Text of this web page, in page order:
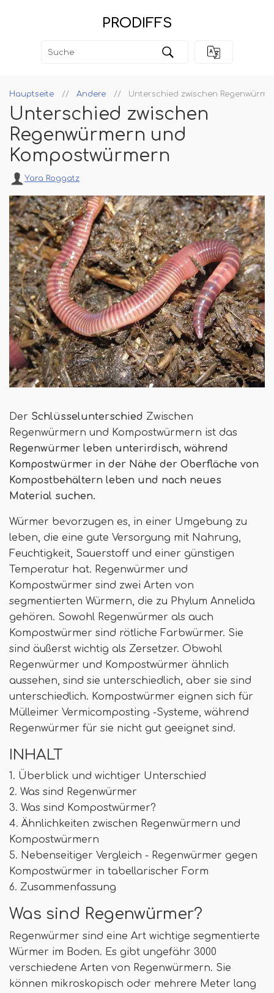
PRODIFFS
Hauptseite Andere Unterschied zwischen
Unterschied zwischen
Regenwürmern und
Kompostwürmern
Yara Roggatz
Der Schlüsselunterschied Zwischen
Regenwürmern und Kompostwürmern ist das
Regenwürmer leben unterirdisch, während
Kompostwürmer in der Nähe der Oberfläche von
Kompostbehältern leben und nach neues
Material suchen.
Würmer bevorzugen es, in einer Umgebung zu
leben, die eine gute Versorgung mit Nahrung,
Feuchtigkeit, Sauerstoff und einer günstigen
Temperatur hat. Regenwürmer und
Kompostwürmer sind zwei Arten von
segmentierten Würmern, die zu Phylum Annelida
gehören. Sowohl Regenwürmer als auch
Kompostwürmer sind rötliche Farbwürmer. Sie
sind äußerst wichtig als Zersetzer. Obwohl
Regenwürmer und Kompostwürmer ähnlich
aussehen, sind sie unterschiedlich, aber sie sind
unterschiedlich. Kompostwürmer eignen sich für
Mülleimer Vermicomposting -Systeme, während
Regenwürmer für sie nicht gut geeignet sind.
INHALT
1. Überblick und wichtiger Unterschied
2. Was sind Regenwürmer
3. Was sind Kompostwürmer?
4. Ähnlichkeiten zwischen Regenwürmern und
Kompostwürmern
5. Nebenseitiger Vergleich - Regenwürmer gegen
Kompostwürmer in tabellarischer Form
6. Zusammenfassung
Was sind Regenwürmer?
Regenwürmer sind eine Art wichtige segmentierte
Würmer im Boden. Es gibt ungefähr 3000
verschiedene Arten von Regenwürmern. Sie
können mikroskopisch oder mehrere Meter lang